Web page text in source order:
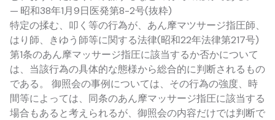
— 昭和38年1月9日医発第8-2号(抜粋)
特定の揉む、叩く等の行為が、あん摩マツサージ指圧師、
はり師、きゆう師等に関する法律(昭和22年法律第217号)
第1条のあん摩マッサージ指圧に該当するか否かについて
は、当該行為の具体的な態様から総合的に判断されるもの
である。 御照会の事例については、その行為の強度、時
間等によっては、同条のあん摩マッサージ指圧に該当する
場合もあると考えられるが、御照会の内容だけでは判断で